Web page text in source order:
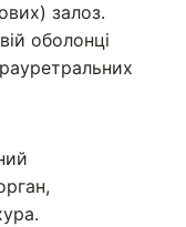
залоз.
оболонці